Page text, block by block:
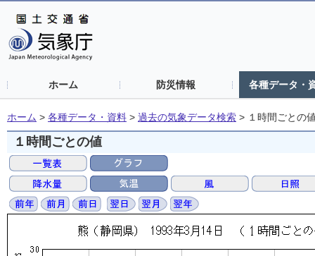
ホーム 防災情報 各種データ・
ホーム > 各種データ・資料 > 過去の気象データ検索 > １時間ごとの
１時間ごとの値